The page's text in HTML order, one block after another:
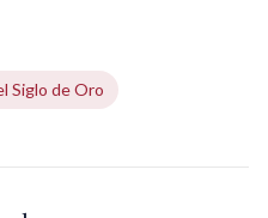
Siglo de Oro